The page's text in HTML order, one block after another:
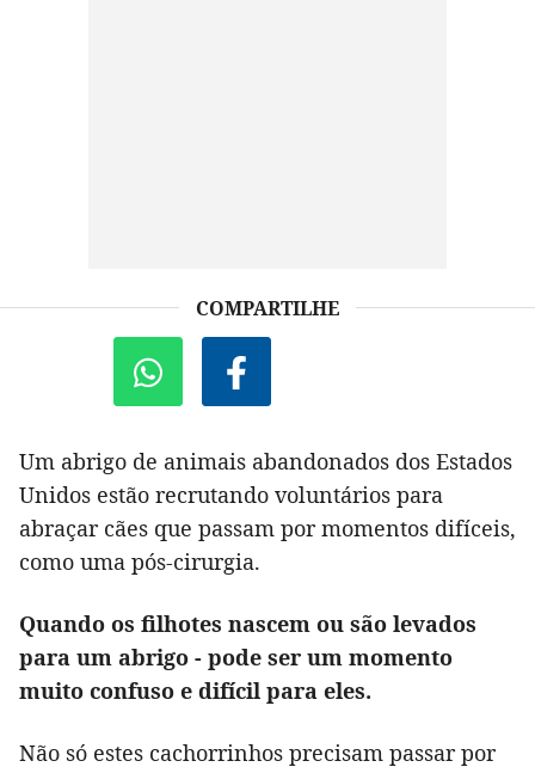
COMPARTILHE
Um abrigo de animais abandonados dos Estados
Unidos estão recrutando voluntários para
abraçar cães que passam por momentos difíceis,
como uma pós-cirurgia.
Quando os filhotes nascem ou são levados
para um abrigo - pode ser um momento
muito confuso e difícil para eles.
Não só estes cachorrinhos precisam passar por